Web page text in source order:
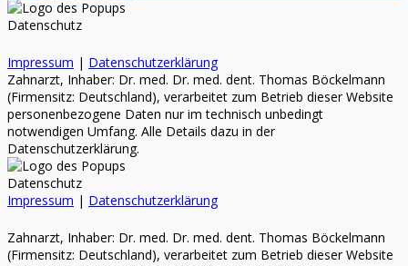
Datenschutz
Impressum | Datenschutzerklärung
Zahnarzt, Inhaber: Dr. med. Dr. med. dent. Thomas Böckelmann
(Firmensitz: Deutschland), verarbeitet zum Betrieb dieser Website
personenbezogene Daten nur im technisch unbedingt
notwendigen Umfang. Alle Details dazu in der
Datenschutzerklärung.
Datenschutz
Impressum | Datenschutzerklärung
Zahnarzt, Inhaber: Dr. med. Dr. med. dent. Thomas Böckelmann
(Firmensitz: Deutschland), verarbeitet zum Betrieb dieser Website